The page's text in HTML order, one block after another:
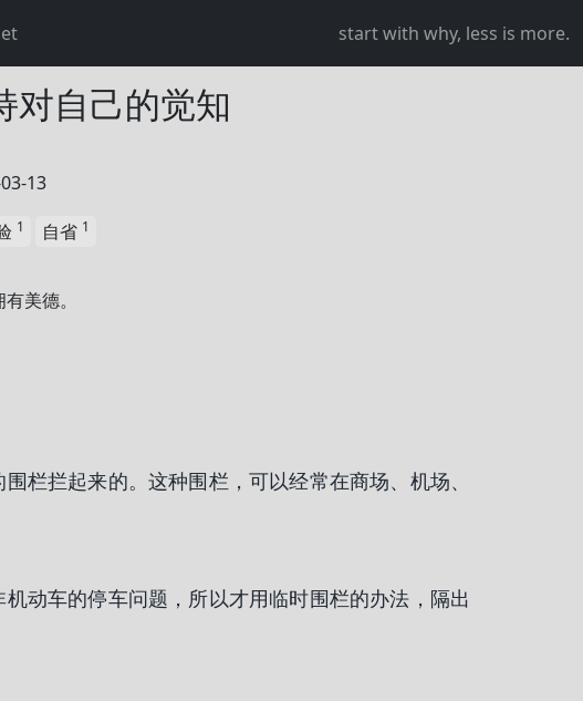
start with why, less is more.
对自己的觉知
13
1 自省 1
美德。
栏拦起来的。这种围栏，可以经常在商场、机场、
动车的停车问题，所以才用临时围栏的办法，隔出